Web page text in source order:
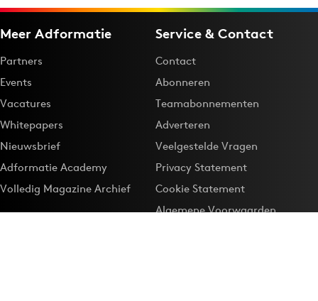
Meer Adformatie
Partners
Events
Vacatures
Whitepapers
Nieuwsbrief
Adformatie Academy
Volledig Magazine Archief
Service & Contact
Contact
Abonneren
Teamabonnementen
Adverteren
Veelgestelde Vragen
Privacy Statement
Cookie Statement
Algemene Voorwaarden